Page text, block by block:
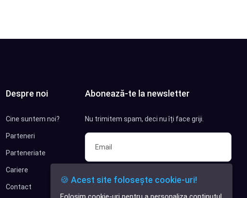
Despre noi
Cine suntem noi?
Parteneri
Parteneriate
Cariere
Contact
Abonează-te la newsletter
Nu trimitem spam, deci nu îți face griji.
Sunt interesat de clienți pentru
compania mea IT
🍪 Acest site folosește cookie-uri!